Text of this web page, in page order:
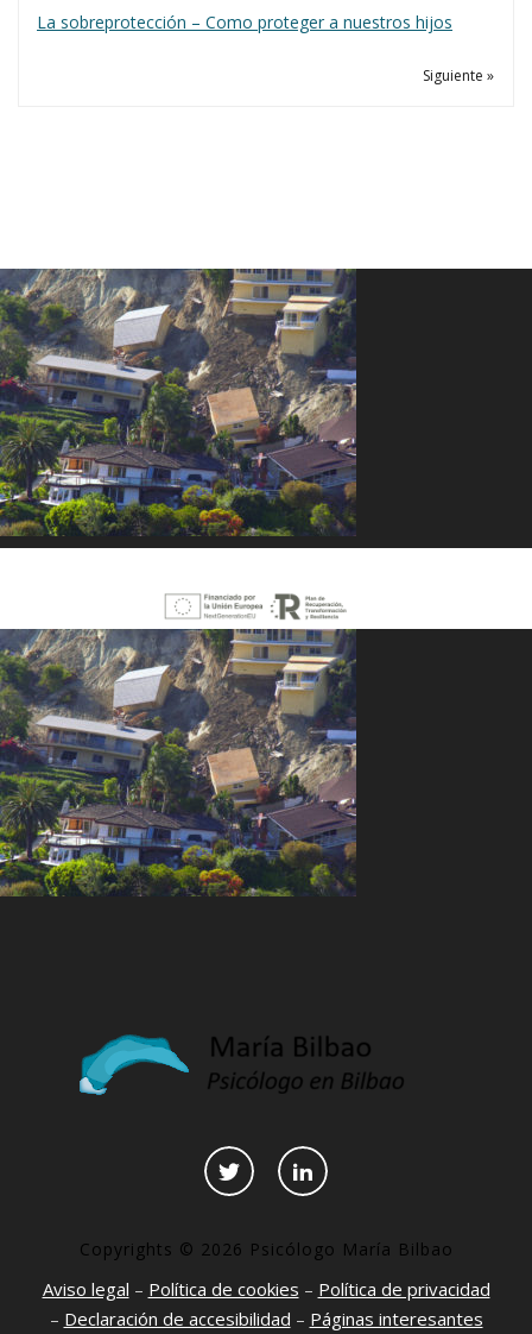
La sobreprotección – Como proteger a nuestros hijos
Siguiente »
Copyrights © 2026 Psicólogo María Bilbao
Aviso legal – Política de cookies – Política de privacidad
– Declaración de accesibilidad – Páginas interesantes